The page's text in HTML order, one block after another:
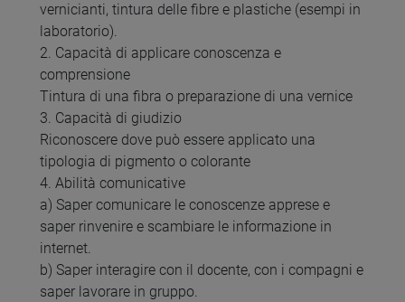
vernicianti, tintura delle fibre e plastiche (esempi in
laboratorio).
2. Capacità di applicare conoscenza e
comprensione
Tintura di una fibra o preparazione di una vernice
3. Capacità di giudizio
Riconoscere dove può essere applicato una
tipologia di pigmento o colorante
4. Abilità comunicative
a) Saper comunicare le conoscenze apprese e
saper rinvenire e scambiare le informazione in
internet.
b) Saper interagire con il docente, con i compagni e
saper lavorare in gruppo.